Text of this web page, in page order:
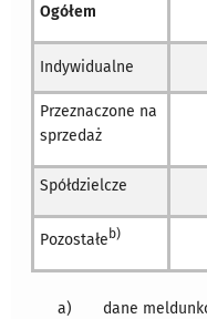
Ogółem
Indywidualne
Przeznaczone na
sprzedaż
Spółdzielcze
Pozostałeb)
a) dane